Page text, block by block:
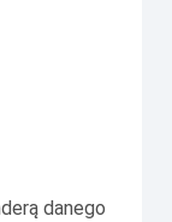
danego